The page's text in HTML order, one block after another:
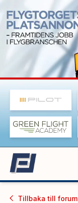
Tillbaka till forum